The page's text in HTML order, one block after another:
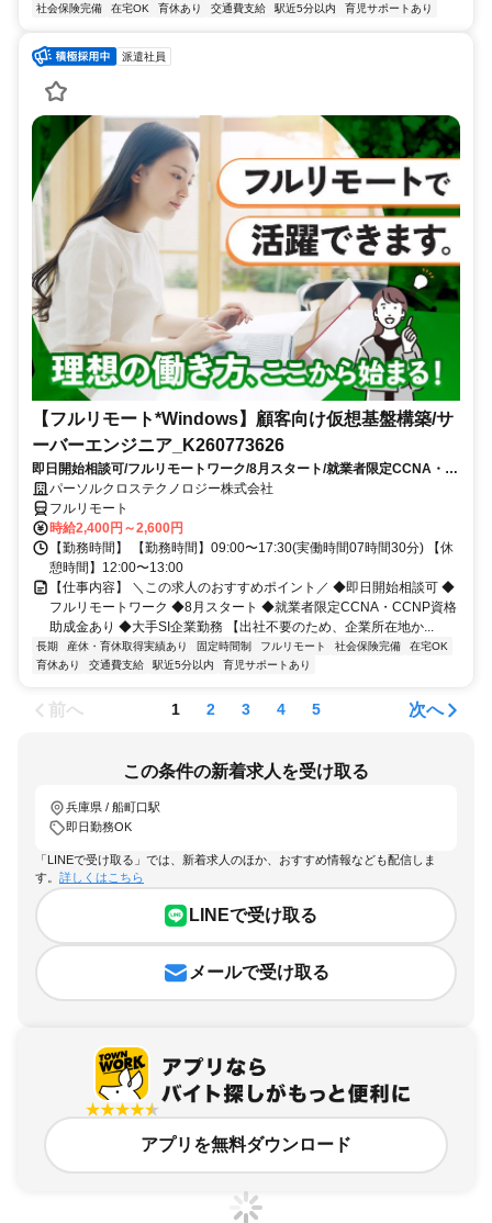
社会保険完備
在宅OK 育休あり 交通費支給 駅近5分以内 育児サポートあり
派遣社員
【フルリモート*Windows】顧客向け仮想基盤構築/サ
ーバーエンジニア_K260773626
即日開始相談可/フルリモートワーク/8月スタート/就業者限定CCNA・
CCNP資格助成金あり/大手SI企業勤務
パーソルクロステクノロジー株式会社
フルリモート
時給2,400円～2,600円
【勤務時間】 【勤務時間】09:00〜17:30(実働時間07時間30分) 【休
憩時間】12:00〜13:00
【仕事内容】 ＼この求人のおすすめポイント／ ◆即日開始相談可 ◆
フルリモートワーク ◆8月スタート ◆就業者限定CCNA・CCNP資格
助成金あり ◆大手SI企業勤務 【出社不要のため、企業所在地か...
長期 産休・育休取得実績あり 固定時間制 フルリモート 社会保険完備
在宅OK
育休あり
交通費支給 駅近5分以内 育児サポートあり
前へ 1 2 3 4 5 次へ
この条件の新着求人を受け取る
兵庫県 / 船町口駅
即日勤務OK
「LINEで受け取る」では、新着求人のほか、おすすめ情報なども配信しま
す。 詳しくはこちら
LINEで受け取る
メールで受け取る
アプリを無料ダウンロード